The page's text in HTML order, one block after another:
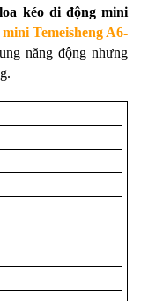
loa kéo di động mini
Temeisheng A6-
năng động nhưng